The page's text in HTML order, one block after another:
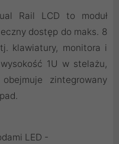
Rail LCD to moduł
dostęp do maks. 8
klawiatury, monitora i
1U w stelażu,
zintegrowany
LED -